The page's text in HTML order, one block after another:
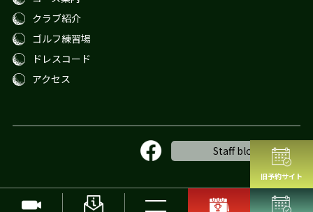
旧予約サイト
クラブ紹介
ゴルフ練習場
ドレスコード
アクセス
Staff blog